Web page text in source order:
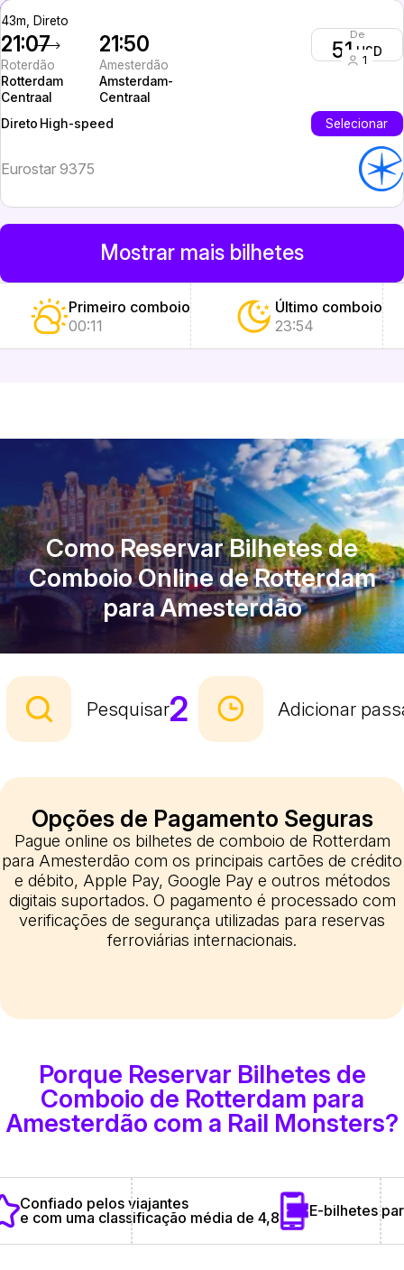
43m, Direto
21:07
Roterdão
Rotterdam
Centraal
21:50
Amesterdão
Amsterdam-
Centraal
De
51USD
1
Direto High-speed Selecionar
Eurostar 9375
Mostrar mais bilhetes
Primeiro comboio
00:11
Último comboio
23:54
Como Reservar Bilhetes de
Comboio Online de Rotterdam
para Amesterdão
Pesquisar2 Adicionar
Opções de Pagamento Seguras
Pague online os bilhetes de comboio de Rotterdam
para Amesterdão com os principais cartões de crédito
e débito, Apple Pay, Google Pay e outros métodos
digitais suportados. O pagamento é processado com
verificações de segurança utilizadas para reservas
ferroviárias internacionais.
Porque Reservar Bilhetes de
Comboio de Rotterdam para
Amesterdão com a Rail Monsters?
Confiado pelos viajantes
e com uma classificação média de 4,8
E-bilhetes